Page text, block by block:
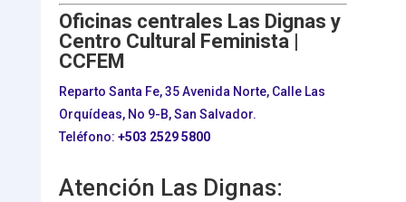
Oficinas centrales Las Dignas y
Centro Cultural Feminista |
CCFEM
Reparto Santa Fe, 35 Avenida Norte, Calle Las
Orquídeas, No 9-B, San Salvador.
Teléfono: +503 2529 5800
Atención Las Dignas: